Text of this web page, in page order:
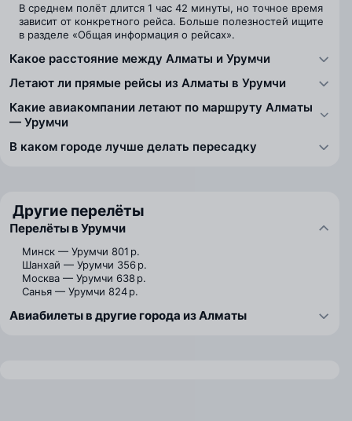
В среднем полёт длится 1 час 42 минуты, но точное время
зависит от конкретного рейса. Больше полезностей ищите
в разделе «Общая информация о рейсах».
Какое расстояние между Алматы и Урумчи
Летают ли прямые рейсы из Алматы в Урумчи
Какие авиакомпании летают по маршруту Алматы
— Урумчи
В каком городе лучше делать пересадку
Другие перелёты
Перелёты в Урумчи
Минск — Урумчи 801 р.
Шанхай — Урумчи 356 р.
Москва — Урумчи 638 р.
Санья — Урумчи 824 р.
Авиабилеты в другие города из Алматы